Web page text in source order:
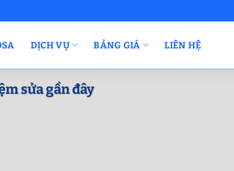
DỊCH VỤ BẢNG GIÁ LIÊN HỆ
sửa gần đây